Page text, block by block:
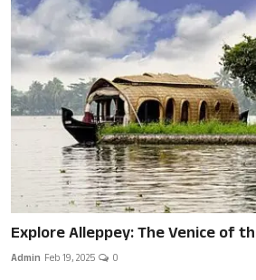
Explore Alleppey: The Venice of
Admin Feb 19, 2025 0